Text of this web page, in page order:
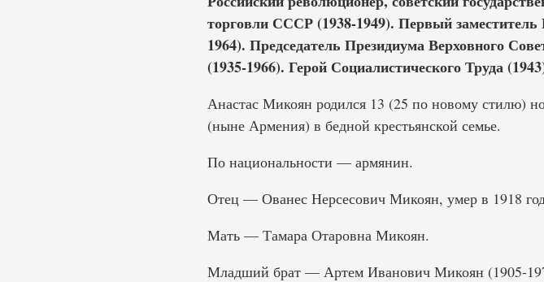
торговли СССР (1938-1949). Первый
1964). Председатель Президиума Верховного
(1935-1966). Герой Социалистического Труда
Анастас Микоян родился 13 (25 по новому стилю)
(ныне Армения) в бедной крестьянской семье.
По национальности — армянин.
Отец — Ованес Нерсесович Микоян, умер в 1918
Мать — Тамара Отаровна Микоян.
Младший брат — Артем Иванович Микоян (1905-